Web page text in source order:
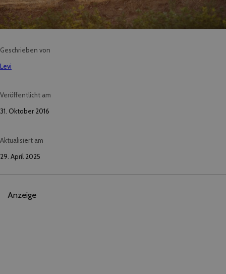
Geschrieben von
Levi
Veröffentlicht am
31. Oktober 2016
Aktualisiert am
29. April 2025
Anzeige